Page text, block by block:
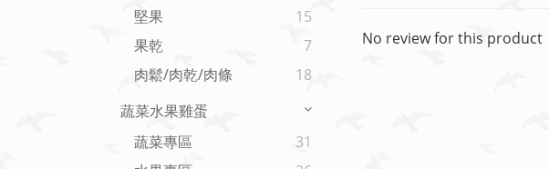
堅果
15
果乾
7
肉鬆/肉乾/肉條
18
蔬菜水果雞蛋
蔬菜專區
31
No review for this product